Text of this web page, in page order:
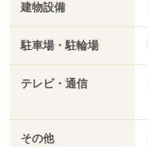
建物設備
駐車場・駐輪場
テレビ・通信
その他